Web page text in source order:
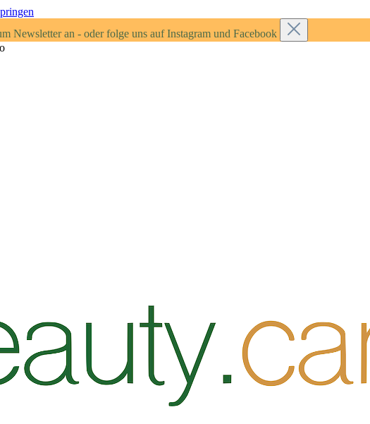
Newsletter an - oder folge uns auf Instagram und Facebook